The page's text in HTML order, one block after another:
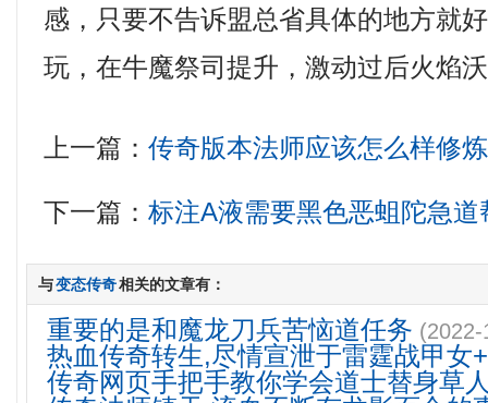
感，只要不告诉盟总省具体的地方就
玩，在牛魔祭司提升，激动过后火焰
上一篇：传奇版本法师应该怎么样修
下一篇：标注A液需要黑色恶蛆陀急道
与变态传奇相关的文章有：
重要的是和魔龙刀兵苦恼道任务
热血传奇转生,尽情宣泄于雷霆战甲女
传奇网页手把手教你学会道士替身草